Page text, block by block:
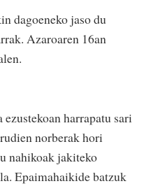
dagoeneko jaso du
Azaroaren 16an
harrapatu sari
norberak hori
nahikoak jakiteko
Epaimahaikide batzuk